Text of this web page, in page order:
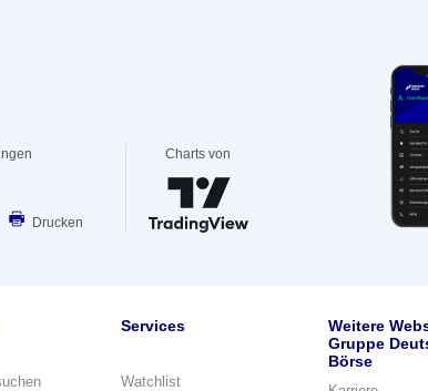
Drucken
Charts von
Services
Watchlist
Weitere
Gruppe
Börse